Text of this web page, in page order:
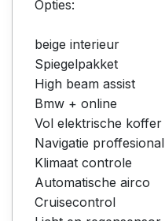
Opties:
beige interieur
Spiegelpakket
High beam assist
Bmw + online
Vol elektrische koffer
Navigatie proffesional
Klimaat controle
Automatische airco
Cruisecontrol